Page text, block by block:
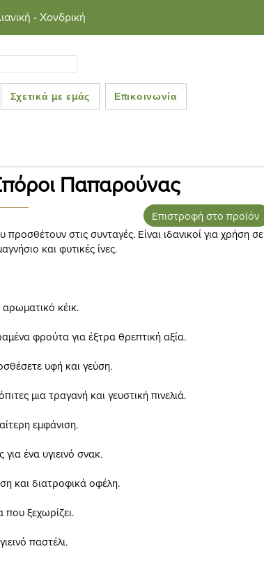
- Χονδρική
Σχετικά με εμάς Επικοινωνία
Παπαρούνας
Επιστροφή στο προϊόν
στις συνταγές. Είναι ιδανικοί για χρήση σε
και φυτικές ίνες.
κέικ.
φρούτα για έξτρα θρεπτική αξία.
υφή και γεύση.
μια τραγανή και γευστική πινελιά.
εμφάνιση.
ένα υγιεινό σνακ.
και διατροφικά οφέλη.
ξεχωρίζει.
παστέλι.